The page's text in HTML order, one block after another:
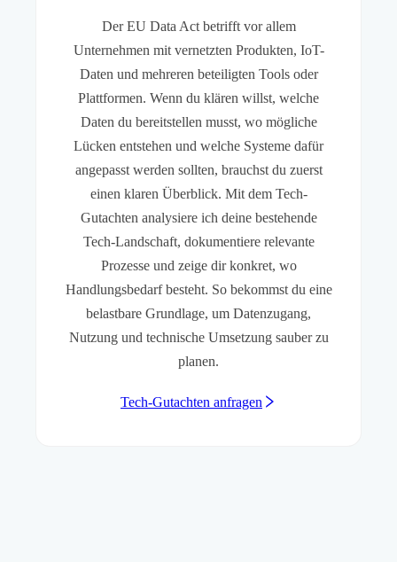
Der EU Data Act betrifft vor allem
Unternehmen mit vernetzten Produkten, IoT-
Daten und mehreren beteiligten Tools oder
Plattformen. Wenn du klären willst, welche
Daten du bereitstellen musst, wo mögliche
Lücken entstehen und welche Systeme dafür
angepasst werden sollten, brauchst du zuerst
einen klaren Überblick. Mit dem Tech-
Gutachten analysiere ich deine bestehende
Tech-Landschaft, dokumentiere relevante
Prozesse und zeige dir konkret, wo
Handlungsbedarf besteht. So bekommst du eine
belastbare Grundlage, um Datenzugang,
Nutzung und technische Umsetzung sauber zu
planen.
Tech-Gutachten anfragen